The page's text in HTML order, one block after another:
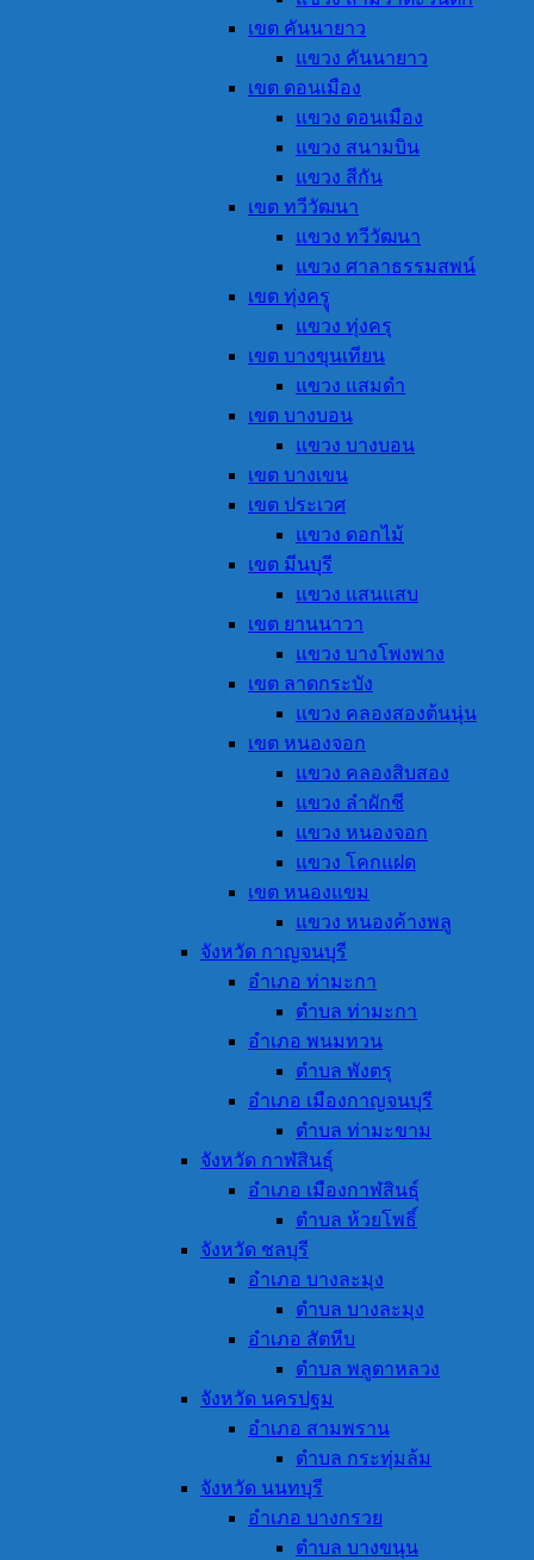
เขต คันนายาว
แขวง คันนายาว
เขต ดอนเมือง
แขวง ดอนเมือง
แขวง สนามบิน
แขวง สีกัน
เขต ทวีวัฒนา
แขวง ทวีวัฒนา
แขวง ศาลาธรรมสพน์
เขต ทุ่งครูุ
แขวง ทุ่งครุ
เขต บางขุนเทียน
แขวง แสมดำ
เขต บางบอน
แขวง บางบอน
เขต บางเขน
เขต ประเวศ
แขวง ดอกไม้
เขต มีนบุรี
แขวง แสนแสบ
เขต ยานนาวา
แขวง บางโพงพาง
เขต ลาดกระบัง
แขวง คลองสองต้นนุ่น
เขต หนองจอก
แขวง คลองสิบสอง
แขวง ลำผักชี
แขวง หนองจอก
แขวง โคกแฝด
เขต หนองแขม
แขวง หนองค้างพลู
จังหวัด กาญจนบุรี
อำเภอ ท่ามะกา
ตำบล ท่ามะกา
อำเภอ พนมทวน
ตำบล พังตรุ
อำเภอ เมืองกาญจนบุรี
ตำบล ท่ามะขาม
จังหวัด กาฬสินธุ์
อำเภอ เมืองกาฬสินธุ์
ตำบล ห้วยโพธิ์
จังหวัด ชลบุรี
อำเภอ บางละมุง
ตำบล บางละมุง
อำเภอ สัตหีบ
ตำบล พลูตาหลวง
จังหวัด นครปฐม
อำเภอ สามพราน
ตำบล กระทุ่มล้ม
จังหวัด นนทบุรี
อำเภอ บางกรวย
ตำบล บางขนุน